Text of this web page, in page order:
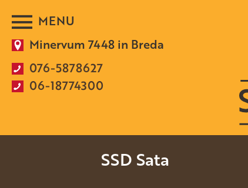
Minervum 7448 in Breda
076-5878627
06-18774300
SSD Sata